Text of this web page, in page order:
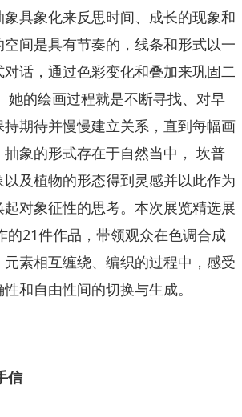
具象化来反思时间、成长的现象和
间是具有节奏的，线条和形式以一
话，通过色彩变化和叠加来巩固二
她的绘画过程就是不断寻找、对早
期待并慢慢建立关系，直到每幅画
象的形式存在于自然当中， 坎普
及植物的形态得到灵感并以此作为
对象征性的思考。本次展览精选展
的21件作品，带领观众在色调合成
素相互缠绕、编织的过程中，感受
和自由性间的切换与生成。
信